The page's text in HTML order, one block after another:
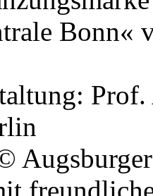
Bonn«
Prof.